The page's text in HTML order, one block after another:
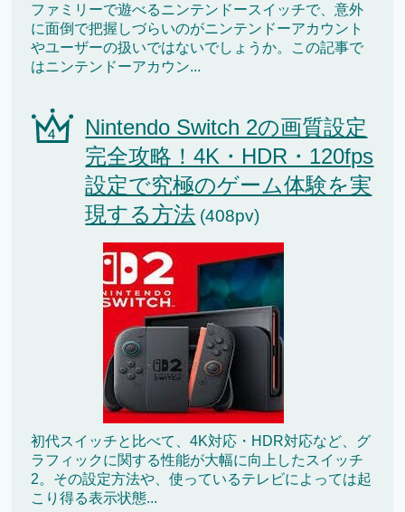
ファミリーで遊べるニンテンドースイッチで、意外
に面倒で把握しづらいのがニンテンドーアカウント
やユーザーの扱いではないでしょうか。この記事で
はニンテンドーアカウン...
Nintendo Switch 2の画質設定
完全攻略！4K・HDR・120fps
設定で究極のゲーム体験を実
現する方法 (408pv)
初代スイッチと比べて、4K対応・HDR対応など、グ
ラフィックに関する性能が大幅に向上したスイッチ
2。その設定方法や、使っているテレビによっては起
こり得る表示状態...